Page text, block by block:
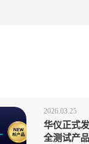
2026.03.25
华仪正式
全测试产